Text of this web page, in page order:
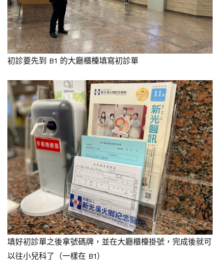
初診要先到 B1 的大廳櫃檯填寫初診單
填好初診單之後拿號碼牌，並在大廳櫃檯掛號，完成後就可
以往小兒科了（一樣在 B1）